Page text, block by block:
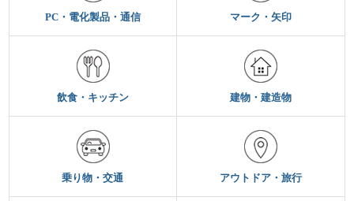
PC・電化製品・通信 マーク・矢印
飲食・キッチン 建物・建造物
乗り物・交通 アウトドア・旅行